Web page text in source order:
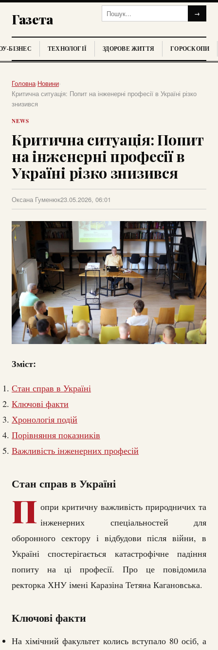
Газета →
БІЗНЕС ТЕХНОЛОГІЇ ЗДОРОВЕ ЖИТТЯ ГОРОСКОПИ
Головна›Новини›
Критична ситуація: Попит на інженерні професії в Україні різко
знизився
NEWS
Критична ситуація: Попит
на інженерні професії в
Україні різко знизився
Оксана Гуменюк23.05.2026, 06:01
Зміст:
Стан справ в Україні
Ключові факти
Хронологія подій
Порівняння показників
Важливість інженерних професій
Стан справ в Україні
П опри критичну важливість природничих та
інженерних спеціальностей для
оборонного сектору і відбудови після війни, в
Україні спостерігається катастрофічне падіння
попиту на ці професії. Про це повідомила
ректорка ХНУ імені Каразіна Тетяна Кагановська.
Ключові факти
На хімічний факультет колись вступало 80 осіб, а